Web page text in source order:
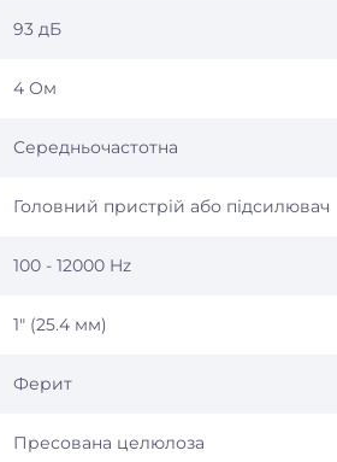
93 дБ
4 Ом
Середньочастотна
Головний пристрій або підсилювач
100 - 12000 Hz
1″ (25.4 мм)
Ферит
Пресована целюлоза